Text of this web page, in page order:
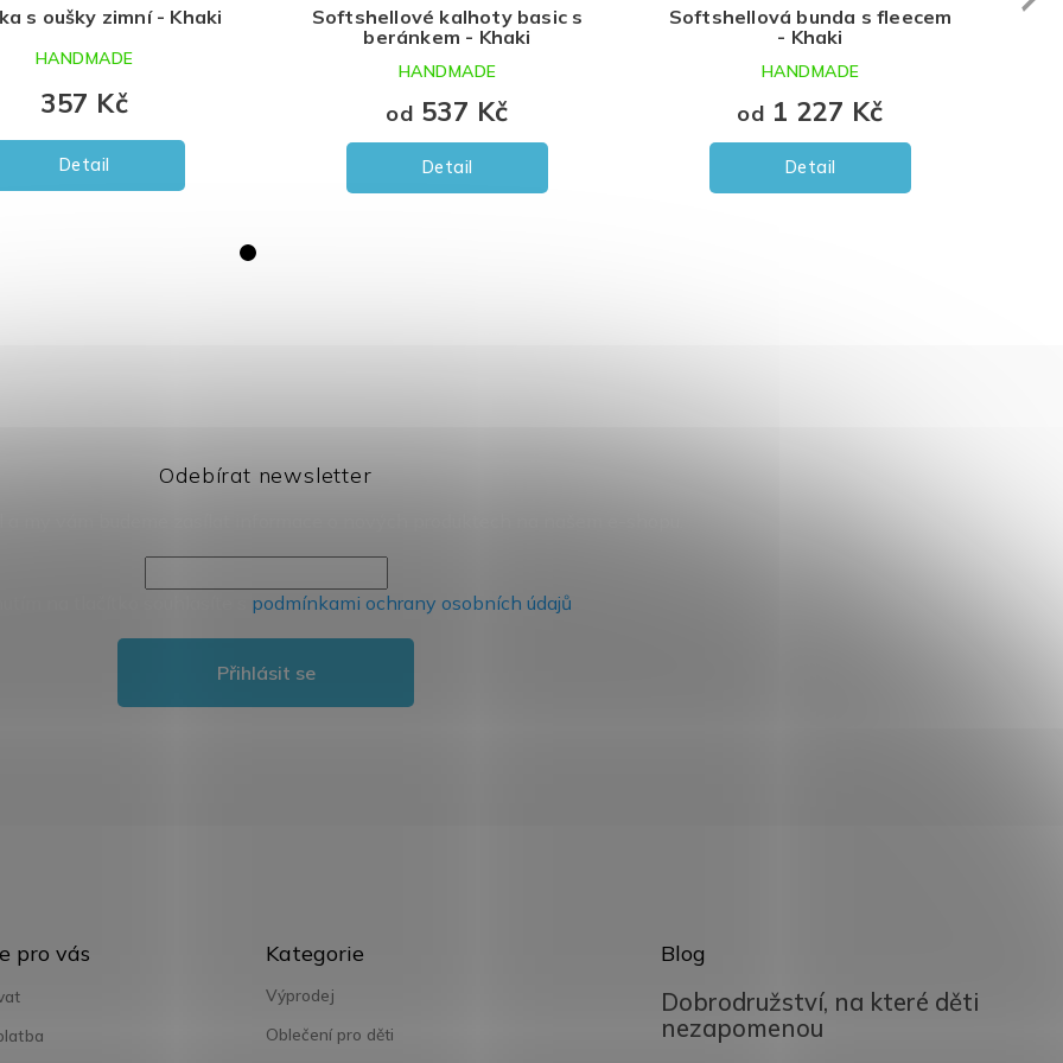
s oušky zimní - Khaki
357 Kč
Detail
HANDMADE
Softshellové kalhoty basic s
beránkem - Khaki
od 537 Kč
Detail
HANDMADE
Softshellová bunda s fleecem
- Khaki
od 1 227 Kč
Detail
HANDMADE
Odebírat newsletter
podmínkami ochrany osobních údajů
Přihlásit se
pro vás
kategorie
Kategorie
Výprodej
Oblečení pro děti
Blog
Dobrodružství, na které děti
nezapomenou